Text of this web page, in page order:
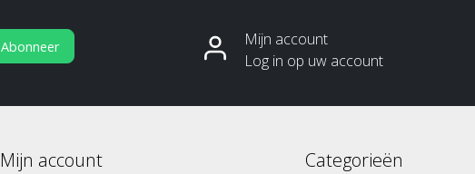
Abonneer
Mijn account
Log in op uw account
Mijn account Categorieën